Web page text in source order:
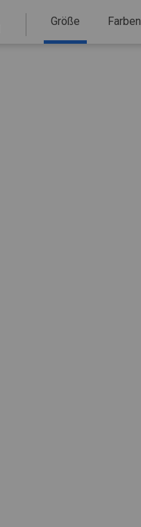
Größe Farben